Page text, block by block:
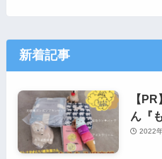
新着記事
【
ん『
2022